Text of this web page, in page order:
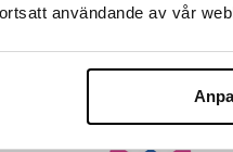
användande av vår